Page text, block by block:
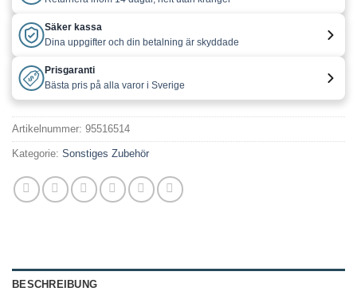
Säker kassa
Dina uppgifter och din betalning är skyddade
Prisgaranti
Bästa pris på alla varor i Sverige
Artikelnummer: 95516514
Kategorie: Sonstiges Zubehör
BESCHREIBUNG